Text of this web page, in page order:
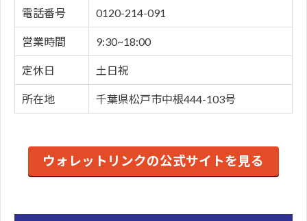
電話番号 0120-214-091
営業時間 9:30~18:00
定休日 土日祝
所在地 千葉県松戸市中根444-103号
ウォレットリンクの公式サイトを見る